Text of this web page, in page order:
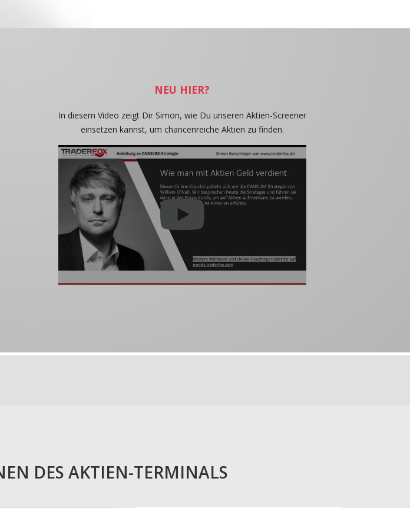
NEU HIER?
In diesem Video zeigt Dir Simon, wie Du unseren Aktien-Screener
einsetzen kannst, um chancenreiche Aktien zu finden.
DES AKTIEN-TERMINALS